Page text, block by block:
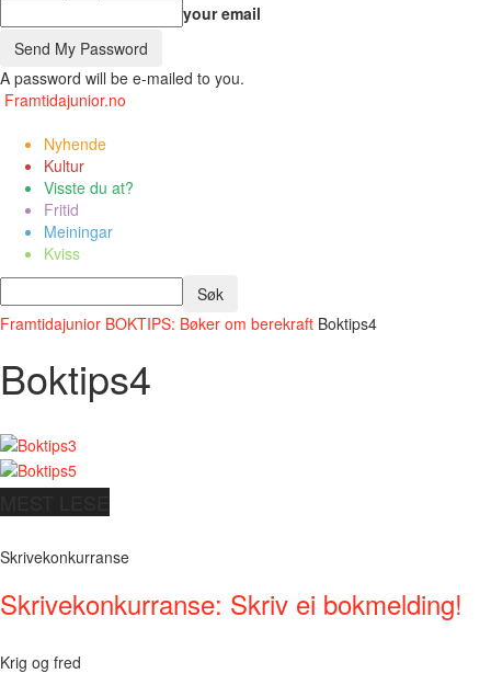
your email
A password will be e-mailed to you.
Framtidajunior.no
Nyhende
Kultur
Visste du at?
Fritid
Meiningar
Kviss
Framtidajunior BOKTIPS: Bøker om berekraft Boktips4
Boktips4
Skrivekonkurranse
Skrivekonkurranse: Skriv ei bokmelding!
Krig og fred